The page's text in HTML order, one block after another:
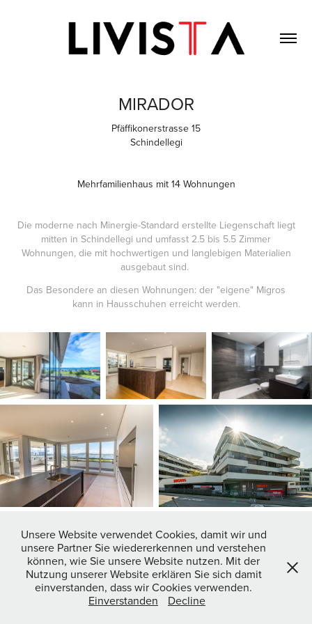
MIRADOR
Pfäffikonerstrasse 15
Schindellegi
Mehrfamilienhaus mit 14 Wohnungen
Die moderne nach Minergie-Standard erstellte Liegenschaft liegt
mitten in Schindellegi und umfasst 2.5 bis 5.5 Zimmer
Wohnungen, die mit hochwertigen und langlebigen Materialien
ausgebaut sind.
Das Besondere an diesen Wohnungen: der "eigene" Migros
kann in Hausschuhen erreicht werden.
↑ Back to Top
Unsere Website verwendet Cookies, damit wir und
unsere Partner Sie wiedererkennen und verstehen
können, wie Sie unsere Website nutzen. Mit der
Nutzung unserer Website erklären Sie sich damit
einverstanden, dass wir Cookies verwenden.
Einverstanden
Decline